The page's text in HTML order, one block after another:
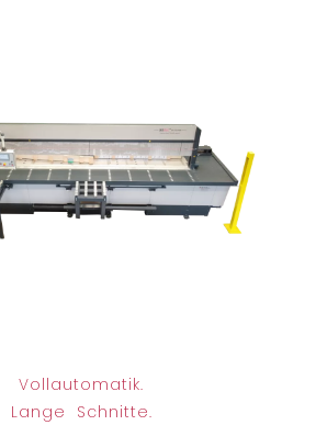
Vollautomatik.
Lange Schnitte.